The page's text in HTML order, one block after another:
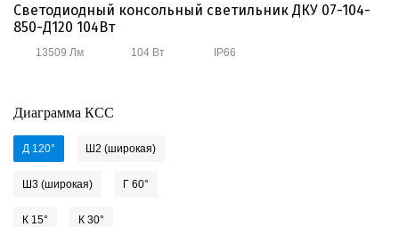
Назад Показать всё
Светодиодный консольный светильник ДКУ 07-104-
850-Д120 104Вт
13509 Лм 104 Вт IP66
Диаграмма КСС
Д 120° Ш2 (широкая)
Ш3 (широкая) Г 60°
К 15° К 30°